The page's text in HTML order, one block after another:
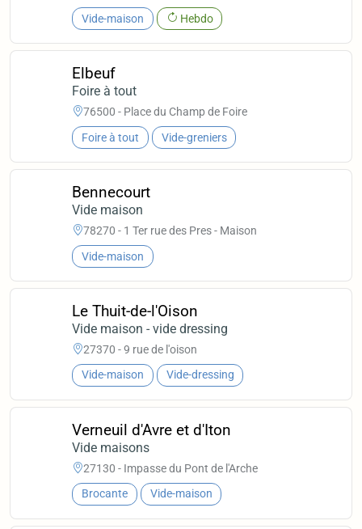
Vide-maison Hebdo
Elbeuf
Foire à tout
76500 - Place du Champ de Foire
Foire à tout Vide-greniers
Bennecourt
Vide maison
78270 - 1 Ter rue des Pres - Maison
Vide-maison
Le Thuit-de-l'Oison
Vide maison - vide dressing
27370 - 9 rue de l'oison
Vide-maison Vide-dressing
Verneuil d'Avre et d'Iton
Vide maisons
27130 - Impasse du Pont de l'Arche
Brocante Vide-maison